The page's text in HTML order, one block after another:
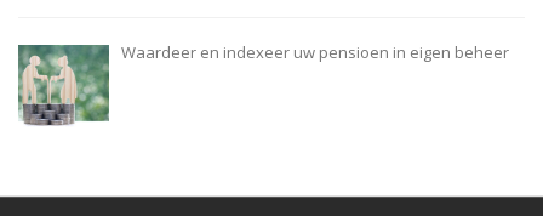
Waardeer en indexeer uw pensioen in eigen beheer